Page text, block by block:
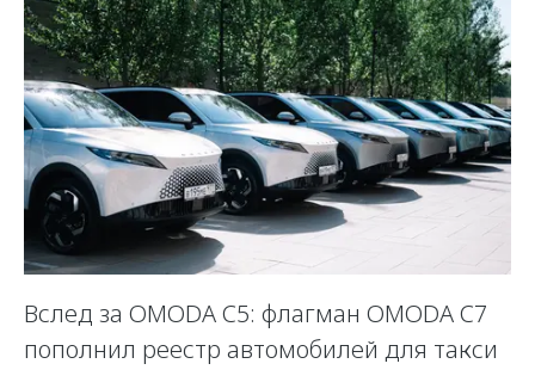
Вслед за OMODA C5: флагман OMODA C7
пополнил реестр автомобилей для такси